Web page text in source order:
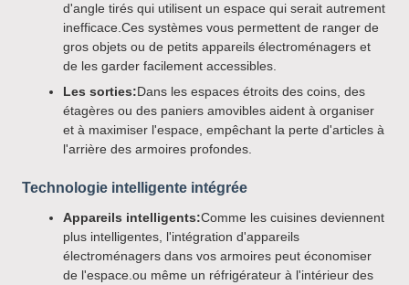
d'angle tirés qui utilisent un espace qui serait autrement
inefficace.Ces systèmes vous permettent de ranger de
gros objets ou de petits appareils électroménagers et
de les garder facilement accessibles.
Les sorties:Dans les espaces étroits des coins, des
étagères ou des paniers amovibles aident à organiser
et à maximiser l'espace, empêchant la perte d'articles à
l'arrière des armoires profondes.
Technologie intelligente intégrée
Appareils intelligents:Comme les cuisines deviennent
plus intelligentes, l'intégration d'appareils
électroménagers dans vos armoires peut économiser
de l'espace.ou même un réfrigérateur à l'intérieur des